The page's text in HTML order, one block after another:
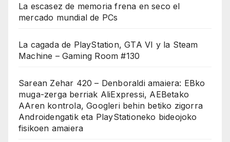
La escasez de memoria frena en seco el
mercado mundial de PCs
La cagada de PlayStation, GTA VI y la Steam
Machine – Gaming Room #130
Sarean Zehar 420 – Denboraldi amaiera: EBko
muga-zerga berriak AliExpressi, AEBetako
AAren kontrola, Googleri behin betiko zigorra
Androidengatik eta PlayStationeko bideojoko
fisikoen amaiera